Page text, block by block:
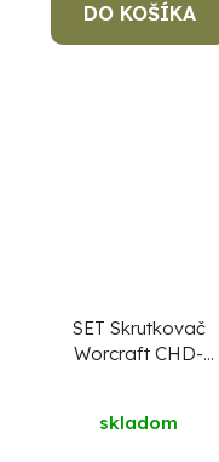
DO KOŠÍKA
SET Skrutkovač
Worcraft CHD-
bezuhlíkový, v kufríku
skladom